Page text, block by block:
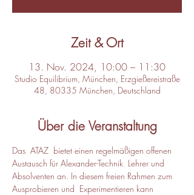
Zeit & Ort
13. Nov. 2024, 10:00 – 11:30
Studio Equilibrium, München, Erzgießereistraße
48, 80335 München, Deutschland
Über die Veranstaltung
Das  ATAZ  bietet einen regelmäßigen offenen
Austausch für Alexander-Technik  Lehrer und
Absolventen an. In diesem freien Rahmen zum
Ausprobieren und  Experimentieren kann